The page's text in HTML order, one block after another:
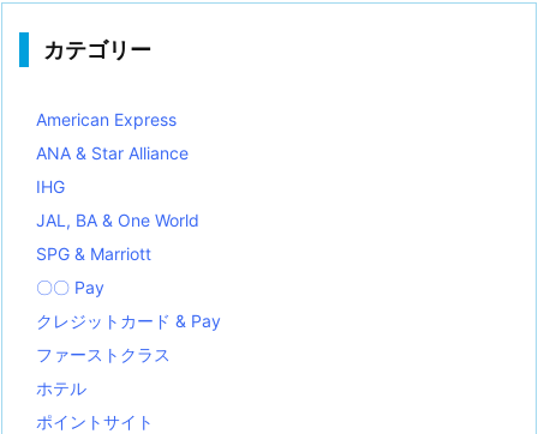
カテゴリー
American Express
ANA & Star Alliance
IHG
JAL, BA & One World
SPG & Marriott
〇〇 Pay
クレジットカード & Pay
ファーストクラス
ホテル
ポイントサイト